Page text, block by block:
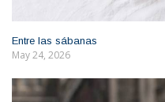
Entre las sábanas
May 24, 2026